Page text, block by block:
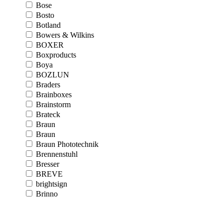
Bose
Bosto
Botland
Bowers & Wilkins
BOXER
Boxproducts
Boya
BOZLUN
Braders
Brainboxes
Brainstorm
Brateck
Braun
Braun
Braun Phototechnik
Brennenstuhl
Bresser
BREVE
brightsign
Brinno